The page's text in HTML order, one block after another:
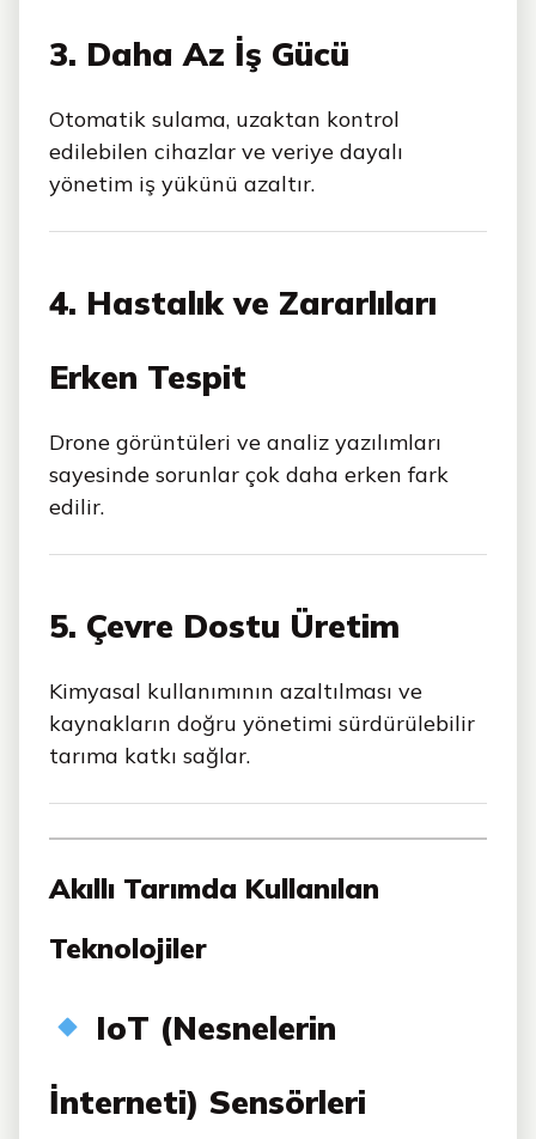
3. Daha Az İş Gücü
Otomatik sulama, uzaktan kontrol
edilebilen cihazlar ve veriye dayalı
yönetim iş yükünü azaltır.
4. Hastalık ve Zararlıları
Erken Tespit
Drone görüntüleri ve analiz yazılımları
sayesinde sorunlar çok daha erken fark
edilir.
5. Çevre Dostu Üretim
Kimyasal kullanımının azaltılması ve
kaynakların doğru yönetimi sürdürülebilir
tarıma katkı sağlar.
Akıllı Tarımda Kullanılan
Teknolojiler
IoT (Nesnelerin
İnterneti) Sensörleri